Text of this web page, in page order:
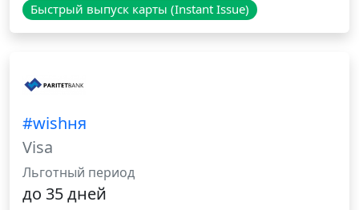
Быстрый выпуск карты (Instant Issue)
#wishня
Visa
Льготный период
до 35 дней